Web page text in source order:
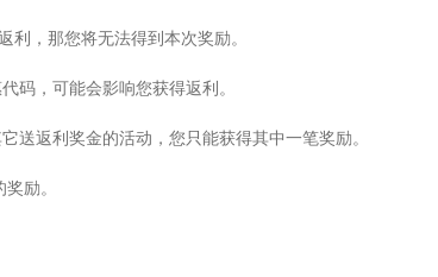
，那您将无法得到本次奖励。
码，可能会影响您获得返利。
送返利奖金的活动，您只能获得其中一笔奖励。
励。